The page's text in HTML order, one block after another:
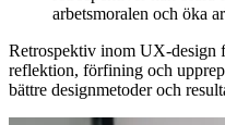
arbetsmoralen och öka
Retrospektiv inom UX-design
reflektion, förfining och
bättre designmetoder och